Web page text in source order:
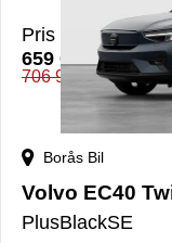
Pris
659 000 kr
706 906 kr
Borås Bil
Volvo EC40
PlusBlackSE